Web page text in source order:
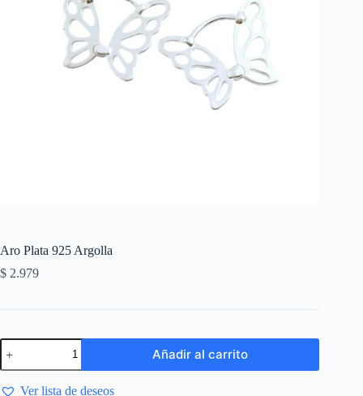
Aro Plata 925 Argolla
$ 2.979
Añadir al carrito
Ver lista de deseos